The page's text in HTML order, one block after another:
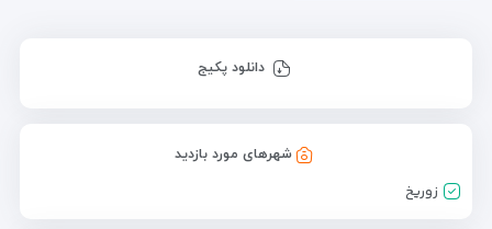
دانلود پکیج
شهرهای مورد بازدید
زوریخ